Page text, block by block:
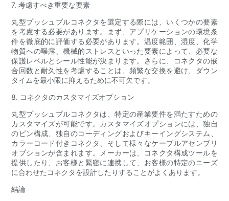
7. 考慮すべき重要な要素
丸型プッシュプルコネクタを選定する際には、いくつかの要素
を考慮する必要があります。まず、アプリケーションの環境条
件を徹底的に評価する必要があります。温度範囲、湿度、化学
物質への曝露、機械的ストレスといった要素によって、必要な
保護レベルとシール性能が決まります。さらに、コネクタの嵌
合回数と耐久性を考慮することは、頻繁な交換を避け、ダウン
タイムを最小限に抑えるために不可欠です。
8. コネクタのカスタマイズオプション
丸型プッシュプルコネクタは、特定の産業要件を満たすための
カスタマイズが可能です。カスタマイズオプションには、独自
のピン構成、独自のコーディングおよびキーイングシステム、
カラーコード付きコネクタ、そして様々なケーブルアセンブリ
オプションが含まれます。メーカーは、コネクタ構成ツールを
提供したり、お客様と緊密に連携して、お客様の特定のニーズ
に合わせたコネクタを設計したりすることがよくあります。
結論